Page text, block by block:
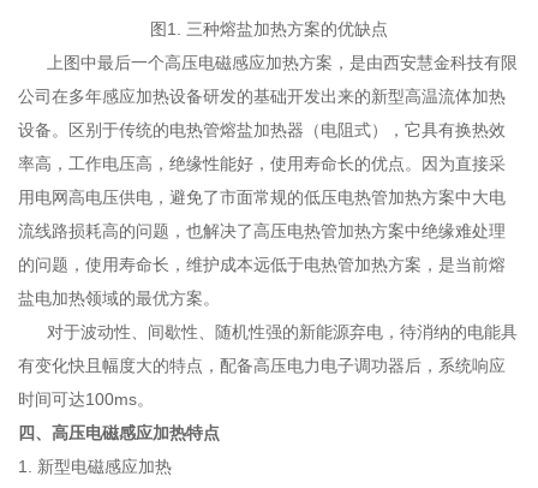
图1. 三种熔盐加热方案的优缺点
上图中最后一个高压电磁感应加热方案，是由西安慧金科技有限
公司在多年感应加热设备研发的基础开发出来的新型高温流体加热
设备。区别于传统的电热管熔盐加热器（电阻式），它具有换热效
率高，工作电压高，绝缘性能好，使用寿命长的优点。因为直接采
用电网高电压供电，避免了市面常规的低压电热管加热方案中大电
流线路损耗高的问题，也解决了高压电热管加热方案中绝缘难处理
的问题，使用寿命长，维护成本远低于电热管加热方案，是当前熔
盐电加热领域的最优方案。
对于波动性、间歇性、随机性强的新能源弃电，待消纳的电能具
有变化快且幅度大的特点，配备高压电力电子调功器后，系统响应
时间可达100ms。
四、高压电磁感应加热特点
1. 新型电磁感应加热